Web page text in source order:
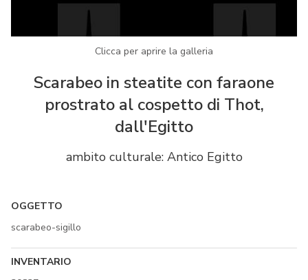
Clicca per aprire la galleria
Scarabeo in steatite con faraone
prostrato al cospetto di Thot,
dall'Egitto
ambito culturale: Antico Egitto
OGGETTO
scarabeo-sigillo
INVENTARIO